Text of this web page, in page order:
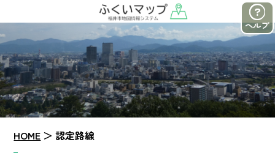
ヘルプ
HOME ＞ 認定路線